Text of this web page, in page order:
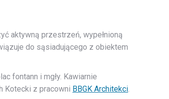
aktywną przestrzeń, wypełnioną
do sąsiadującego z obiektem
fontann i mgły. Kawiarnie
Kotecki z pracowni BBGK Architekci.